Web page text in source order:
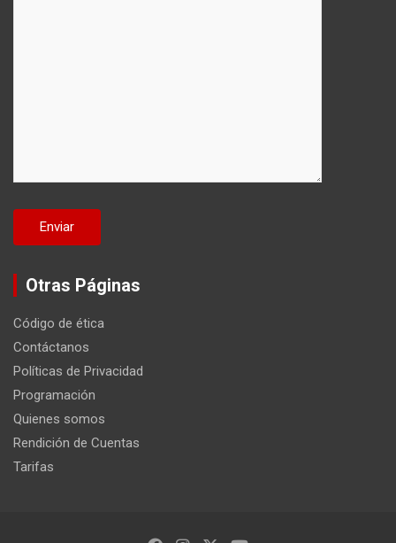
Otras Páginas
Código de ética
Contáctanos
Políticas de Privacidad
Programación
Quienes somos
Rendición de Cuentas
Tarifas